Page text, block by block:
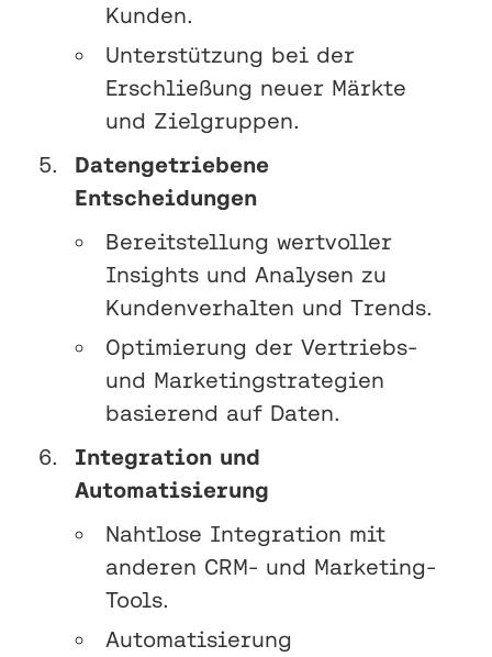
Kunden.
Unterstützung bei der
Erschließung neuer Märkte
und Zielgruppen.
Datengetriebene
Entscheidungen
Bereitstellung wertvoller
Insights und Analysen zu
Kundenverhalten und Trends.
Optimierung der Vertriebs-
und Marketingstrategien
basierend auf Daten.
Integration und
Automatisierung
Nahtlose Integration mit
anderen CRM- und Marketing-
Tools.
Automatisierung